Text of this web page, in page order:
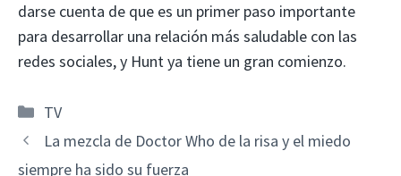
darse cuenta de que es un primer paso importante
para desarrollar una relación más saludable con las
redes sociales, y Hunt ya tiene un gran comienzo.
Categorías
TV
La mezcla de Doctor Who de la risa y el miedo
siempre ha sido su fuerza